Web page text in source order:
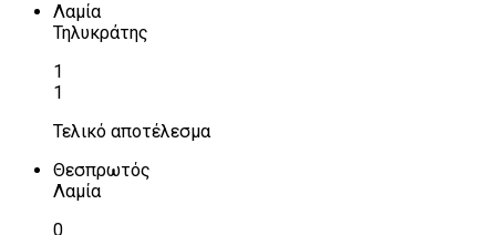
Λαμία
Τηλυκράτης
1
1
Τελικό αποτέλεσμα
Θεσπρωτός
Λαμία
0